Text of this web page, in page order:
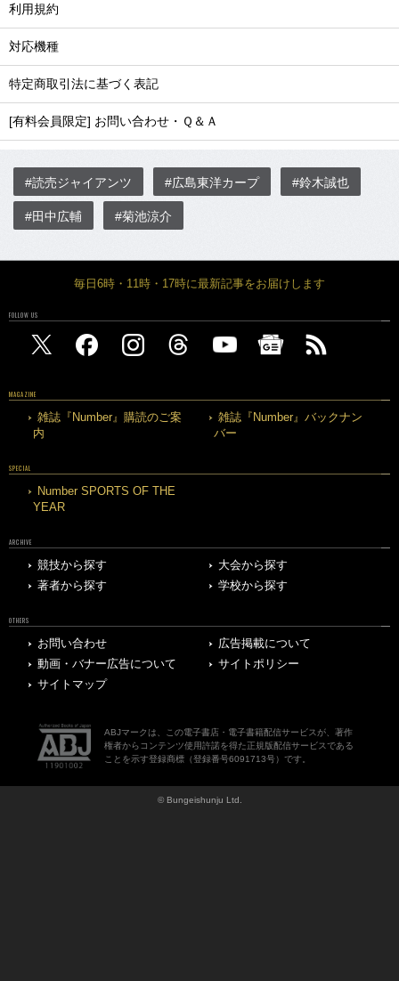
利用規約
対応機種
特定商取引法に基づく表記
[有料会員限定] お問い合わせ・Ｑ＆Ａ
#読売ジャイアンツ #広島東洋カープ #鈴木誠也
#田中広輔 #菊池涼介
毎日6時・11時・17時に最新記事をお届けします
FOLLOW US
MAGAZINE
雑誌『Number』購読のご案
内
雑誌『Number』バックナン
バー
SPECIAL
Number SPORTS OF THE
YEAR
ARCHIVE
競技から探す
大会から探す
著者から探す
学校から探す
OTHERS
お問い合わせ
広告掲載について
動画・バナー広告について
サイトポリシー
サイトマップ
ABJマークは、この電子書店・電子書籍配信サービスが、著作
権者からコンテンツ使用許諾を得た正規版配信サービスである
ことを示す登録商標（登録番号6091713号）です。
© Bungeishunju Ltd.